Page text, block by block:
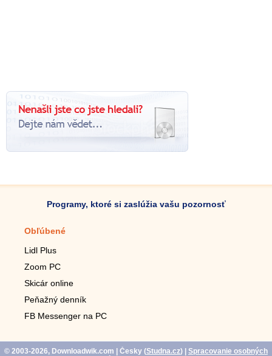
Programy, ktoré si zaslúžia vašu pozornosť
Obľúbené
Lidl Plus
Zoom PC
Skicár online
Peňažný denník
FB Messenger na PC
© 2003-2026, Downloadwik.com | Česky (Studna.cz)
Spracovanie osobných